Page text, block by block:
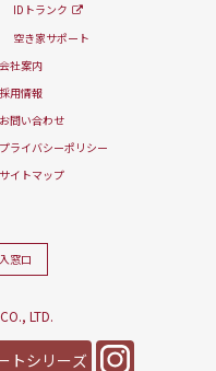
トシリーズ
IDトランク
空き家サポート
会社案内
採用情報
お問い合わせ
プライバシーポリシー
サイトマップ
窓口
LTD.